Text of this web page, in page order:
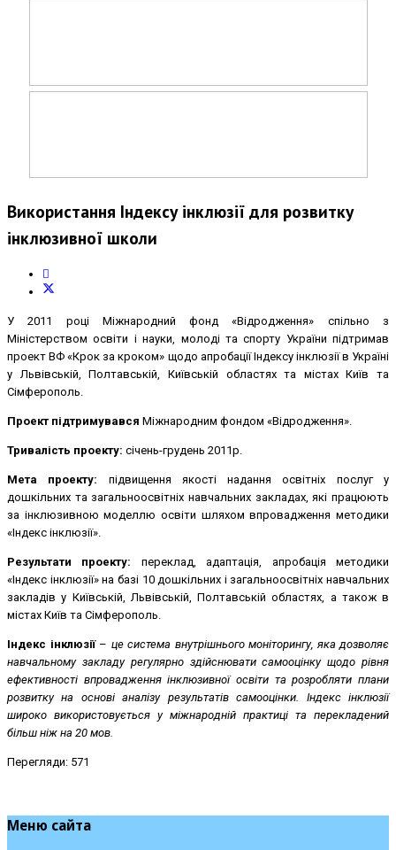
Використання Індексу інклюзії для розвитку
інклюзивної школи
У 2011 році Міжнародний фонд «Відродження» спільно з
Міністерством освіти і науки, молоді та спорту України підтримав
проект ВФ «Крок за кроком» щодо апробації Індексу інклюзії в Україні
у Львівській, Полтавській, Київській областях та містах Київ та
Сімферополь.
Проект підтримувався Міжнародним фондом «Відродження».
Тривалість проекту: січень-грудень 2011р.
Мета проекту: підвищення якості надання освітніх послуг у
дошкільних та загальноосвітніх навчальних закладах, які працюють
за інклюзивною моделлю освіти шляхом впровадження методики
«Індекс інклюзії».
Результати проекту: переклад, адаптація, апробація методики
«Індекс інклюзії» на базі 10 дошкільних і загальноосвітніх навчальних
закладів у Київській, Львівській, Полтавській областях, а також в
містах Київ та Сімферополь.
Індекс інклюзії– це система внутрішнього моніторингу, яка дозволяє
навчальному закладу регулярно здійснювати самооцінку щодо рівня
ефективності впровадження інклюзивної освіти та розробляти плани
розвитку на основі аналізу результатів самооцінки. Індекс інклюзії
широко використовується у міжнародній практиці та перекладений
більш ніж на 20 мов.
Перегляди: 571
Меню сайта